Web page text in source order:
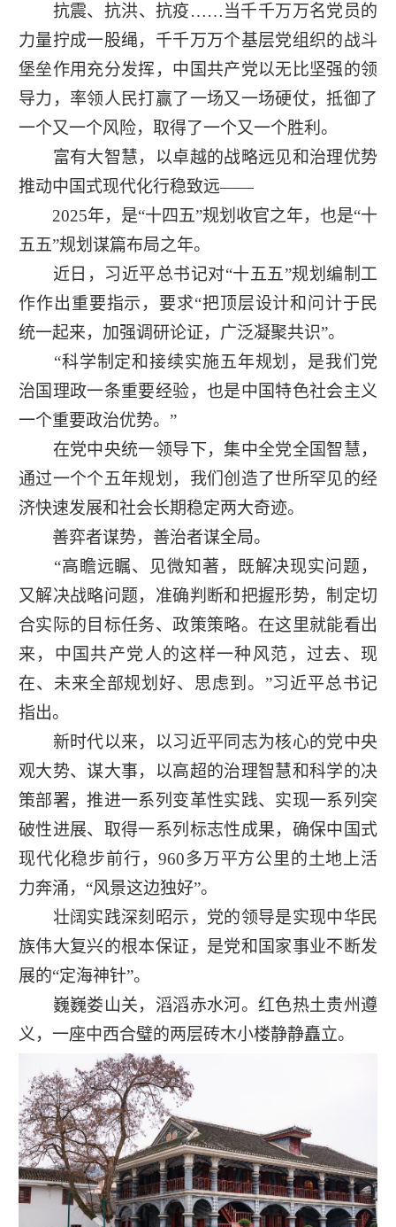
抗震、抗洪、抗疫……当千千万万名党员的
力量拧成一股绳，千千万万个基层党组织的战斗
堡垒作用充分发挥，中国共产党以无比坚强的领
导力，率领人民打赢了一场又一场硬仗，抵御了
一个又一个风险，取得了一个又一个胜利。
富有大智慧，以卓越的战略远见和治理优势
推动中国式现代化行稳致远——
2025年，是“十四五”规划收官之年，也是“十
五五”规划谋篇布局之年。
近日，习近平总书记对“十五五”规划编制工
作作出重要指示，要求“把顶层设计和问计于民
统一起来，加强调研论证，广泛凝聚共识”。
“科学制定和接续实施五年规划，是我们党
治国理政一条重要经验，也是中国特色社会主义
一个重要政治优势。”
在党中央统一领导下，集中全党全国智慧，
通过一个个五年规划，我们创造了世所罕见的经
济快速发展和社会长期稳定两大奇迹。
善弈者谋势，善治者谋全局。
“高瞻远瞩、见微知著，既解决现实问题，
又解决战略问题，准确判断和把握形势，制定切
合实际的目标任务、政策策略。在这里就能看出
来，中国共产党人的这样一种风范，过去、现
在、未来全部规划好、思虑到。”习近平总书记
指出。
新时代以来，以习近平同志为核心的党中央
观大势、谋大事，以高超的治理智慧和科学的决
策部署，推进一系列变革性实践、实现一系列突
破性进展、取得一系列标志性成果，确保中国式
现代化稳步前行，960多万平方公里的土地上活
力奔涌，“风景这边独好”。
壮阔实践深刻昭示，党的领导是实现中华民
族伟大复兴的根本保证，是党和国家事业不断发
展的“定海神针”。
巍巍娄山关，滔滔赤水河。红色热土贵州遵
义，一座中西合璧的两层砖木小楼静静矗立。